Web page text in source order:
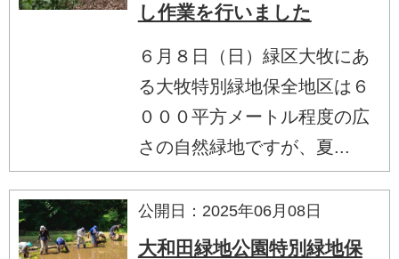
し作業を行いました
６月８日（日）緑区大牧にあ
る大牧特別緑地保全地区は６
０００平方メートル程度の広
さの自然緑地ですが、夏...
公開日：2025年06月08日
大和田緑地公園特別緑地保